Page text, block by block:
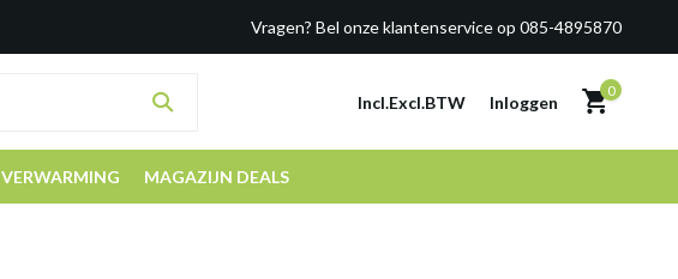
Vragen? Bel onze klantenservice op 085-4895870
Incl.Excl.BTW Inloggen
0
VERWARMING MAGAZIJN DEALS